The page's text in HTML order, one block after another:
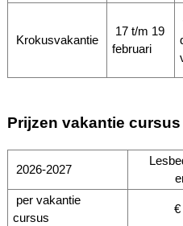
Krokusvakantie
17 t/m 19
februari
Prijzen vakantie cursus
2026-2027
per vakantie
cursus
€